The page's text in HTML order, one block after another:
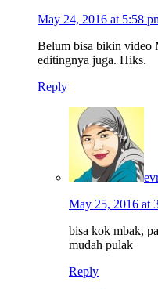
May 24, 2016 at 5:58
Belum bisa bikin video
editingnya juga. Hiks.
Reply
May 25, 2016 at
bisa kok mbak,
mudah pulak
Reply